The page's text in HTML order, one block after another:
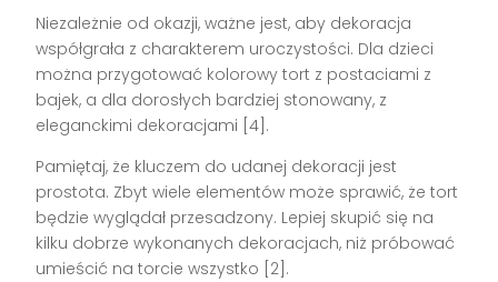
Niezależnie od okazji, ważne jest, aby dekoracja
współgrała z charakterem uroczystości. Dla dzieci
można przygotować kolorowy tort z postaciami z
bajek, a dla dorosłych bardziej stonowany, z
eleganckimi dekoracjami [4].
Pamiętaj, że kluczem do udanej dekoracji jest
prostota. Zbyt wiele elementów może sprawić, że tort
będzie wyglądał przesadzony. Lepiej skupić się na
kilku dobrze wykonanych dekoracjach, niż próbować
umieścić na torcie wszystko [2].